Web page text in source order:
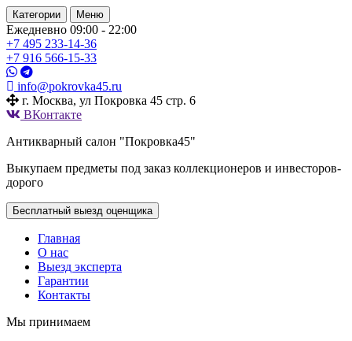
Категории Меню
Ежедневно 09:00 - 22:00
+7 495 233-14-36
+7 916 566-15-33
info@pokrovka45.ru
г. Москва, ул Покровка 45 стр. 6
ВКонтакте
Антикварный салон "Покровка45"
Выкупаем предметы под заказ коллекционеров и инвесторов-
дорого
Бесплатный выезд оценщика
Главная
О нас
Выезд эксперта
Гарантии
Контакты
Мы принимаем